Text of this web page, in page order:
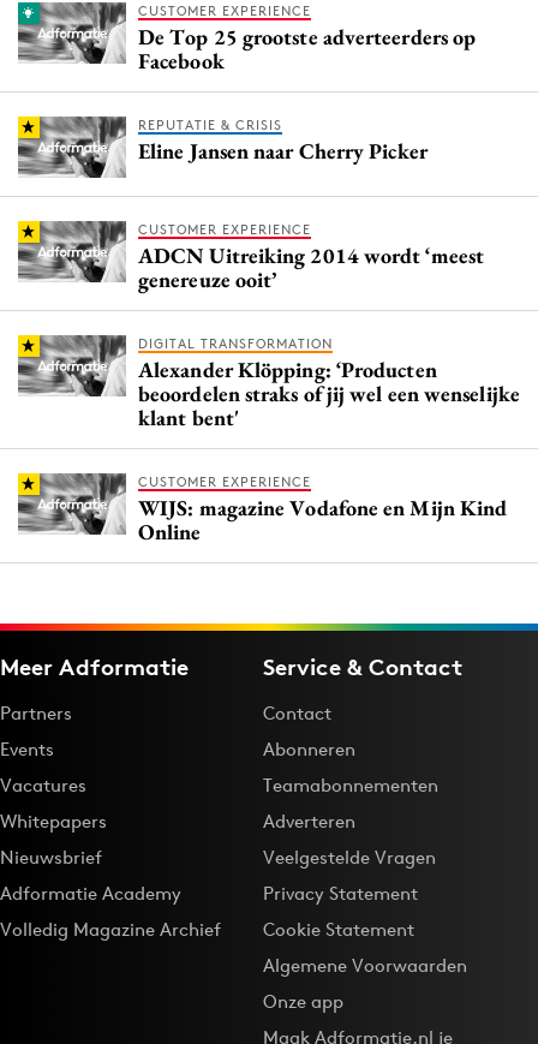
CUSTOMER EXPERIENCE
De Top 25 grootste adverteerders op
Facebook
REPUTATIE & CRISIS
Eline Jansen naar Cherry Picker
CUSTOMER EXPERIENCE
ADCN Uitreiking 2014 wordt ‘meest
genereuze ooit’
DIGITAL TRANSFORMATION
Alexander Klöpping: ‘Producten
beoordelen straks of jij wel een wenselijke
klant bent'
CUSTOMER EXPERIENCE
WIJS: magazine Vodafone en Mijn Kind
Online
Meer Adformatie
Partners
Events
Vacatures
Whitepapers
Nieuwsbrief
Adformatie Academy
Volledig Magazine Archief
Service & Contact
Contact
Abonneren
Teamabonnementen
Adverteren
Veelgestelde Vragen
Privacy Statement
Cookie Statement
Algemene Voorwaarden
Onze app
Maak Adformatie.nl je